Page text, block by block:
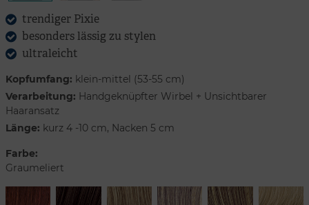
trendiger Pixie
besonders lässig zu stylen
ultraleicht
Kopfumfang: klein-mittel (53-55 cm)
Verarbeitung: Handgeknüpfter Wirbel + Unsichtbarer
Haaransatz
Länge: kurz 4 -10 cm, Nacken 5 cm
Farbe:
Graumeliert